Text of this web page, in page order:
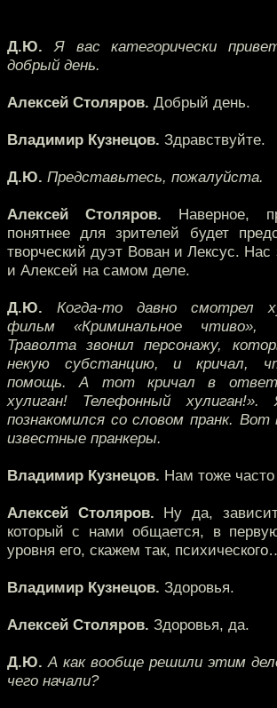
Д.Ю. Я вас категорически
добрый день.
Алексей Столяров. Добрый день.
Владимир Кузнецов. Здравствуйте.
Д.Ю. Представьтесь, пожалуйста.
Алексей Столяров. Наверное,
понятнее для зрителей будет
творческий дуэт Вован и Лексус.
и Алексей на самом деле.
Д.Ю. Когда-то давно смотрел
фильм «Криминальное
Траволта звонил персонажу,
некую субстанцию, и кричал,
помощь. А тот кричал в ответ
хулиган! Телефонный
познакомился со словом пранк.
известные пранкеры.
Владимир Кузнецов. Нам тоже часто
Алексей Столяров. Ну да,
который с нами общается, в
уровня его, скажем так,
Владимир Кузнецов. Здоровья.
Алексей Столяров. Здоровья, да.
Д.Ю. А как вообще решили этим
чего начали?